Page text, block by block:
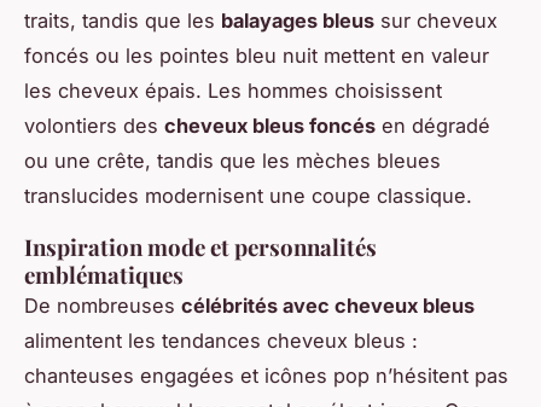
traits, tandis que les balayages bleus sur cheveux
foncés ou les pointes bleu nuit mettent en valeur
les cheveux épais. Les hommes choisissent
volontiers des cheveux bleus foncés en dégradé
ou une crête, tandis que les mèches bleues
translucides modernisent une coupe classique.
Inspiration mode et personnalités
emblématiques
De nombreuses célébrités avec cheveux bleus
alimentent les tendances cheveux bleus :
chanteuses engagées et icônes pop n’hésitent pas